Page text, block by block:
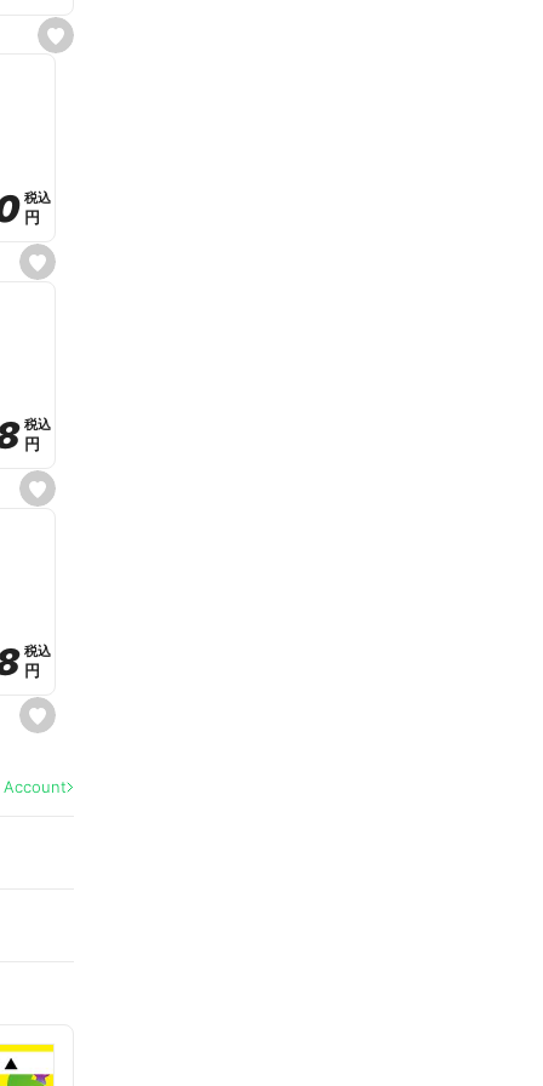
s
e
s
e
e
税込
税込
円
円
s
e
e
税込
税込
円
円
s
e
a
税込
税込
円
円